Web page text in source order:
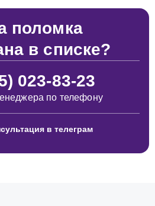
поломка
в списке?
023-83-23
по телефону
в телеграм